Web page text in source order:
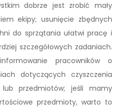
dobrze jest zrobić mały
ekipy; usunięcie zbędnych
do sprzątania ułatwi pracę i
szczegółowych zadaniach.
pracowników o
dotyczących czyszczenia
lub przedmiotów; jeśli mamy
przedmioty, warto to